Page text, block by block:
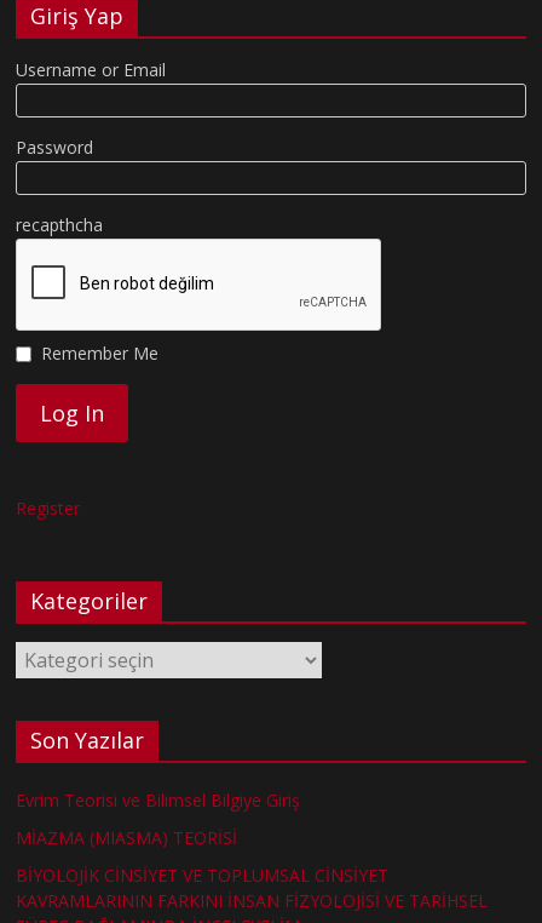
Giriş Yap
Username or Email
Password
recapthcha
Remember Me
Register
Kategoriler
Kategoriler
Son Yazılar
Evrim Teorisi ve Bilimsel Bilgiye Giriş
MİAZMA (MIASMA) TEORİSİ
BİYOLOJİK CİNSİYET VE TOPLUMSAL CİNSİYET
KAVRAMLARININ FARKINI İNSAN FİZYOLOJİSİ VE TARİHSEL